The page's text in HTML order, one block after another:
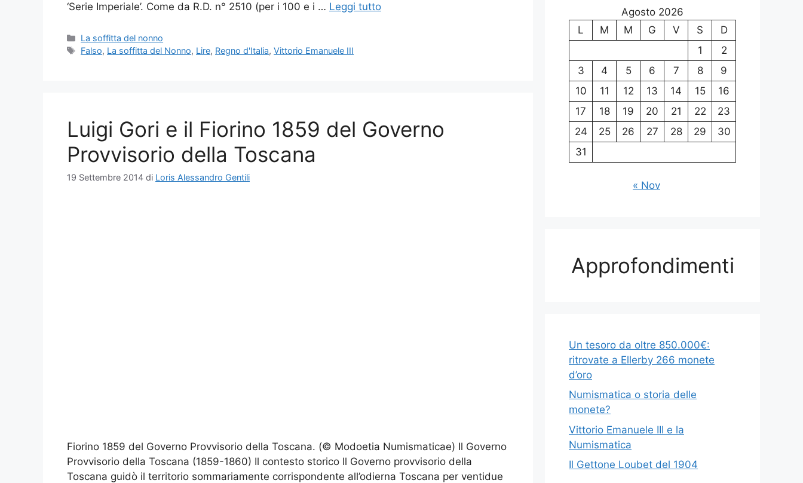
‘Serie Imperiale’. Come da R.D. n° 2510 (per i 100 e i … Leggi tutto
Categorie
La soffitta del nonno
Tag
Falso, La soffitta del Nonno, Lire, Regno d'Italia,Vittorio Emanuele III
Luigi Gori e il Fiorino 1859 del Governo
Provvisorio della Toscana
19 Settembre 2014 di Loris Alessandro Gentili
Fiorino 1859 del Governo Provvisorio della Toscana. (© Modoetia Numismaticae) Il Governo
Provvisorio della Toscana (1859-1860) Il contesto storico Il Governo provvisorio della
Toscana guidò il territorio sommariamente corrispondente all’odierna Toscana per ventidue
Agosto 2026
L
M M G V S
D
1
2
3
4 5 6 7 8
9
10
11 12 13 14 15
16
17
18 19 20 21 22
23
24
25 26 27 28 29
30
31
« Nov
Approfondimenti
Un tesoro da oltre 850.000€:
ritrovate a Ellerby 266 monete
d’oro
Numismatica o storia delle
monete?
Vittorio Emanuele III e la
Numismatica
Il Gettone Loubet del 1904